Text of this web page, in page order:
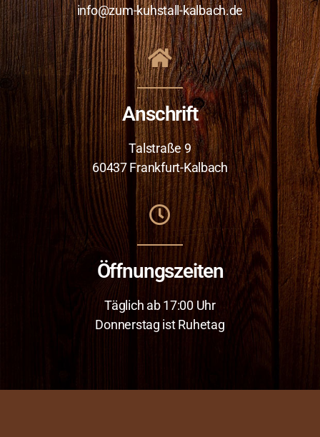
info@zum-kuhstall-kalbach.de
Anschrift
Talstraße 9
60437 Frankfurt-Kalbach
Öffnungszeiten
Täglich ab 17:00 Uhr
Donnerstag ist Ruhetag